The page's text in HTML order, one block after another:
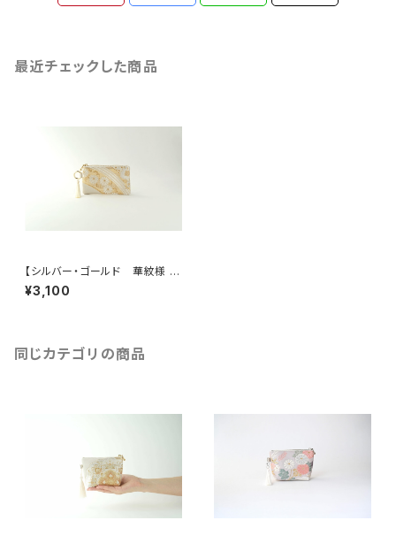
最近チェックした商品
【シルバー・ゴールド 華紋様 シ
ルク帯 リメイク バッグチャー
ム型ミニポーチ】カードポーチ、
¥3,100
同じカテゴリの商品